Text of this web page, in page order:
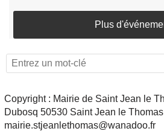
Plus
Copyright : Mairie de Saint Jean le
Dubosq 50530 Saint Jean le
mairie.stjeanlethomas@wanadoo.fr